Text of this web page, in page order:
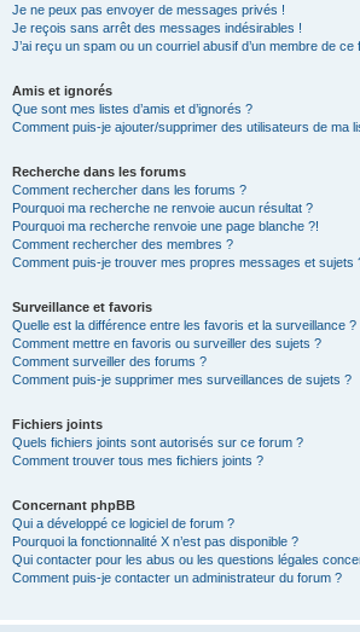
Je ne peux pas envoyer de messages privés !
Je reçois sans arrêt des messages indésirables !
J’ai reçu un spam ou un courriel abusif d’un membre de ce
Amis et ignorés
Que sont mes listes d’amis et d’ignorés ?
Comment puis-je ajouter/supprimer des utilisateurs de ma
Recherche dans les forums
Comment rechercher dans les forums ?
Pourquoi ma recherche ne renvoie aucun résultat ?
Pourquoi ma recherche renvoie une page blanche ?!
Comment rechercher des membres ?
Comment puis-je trouver mes propres messages et sujets
Surveillance et favoris
Quelle est la différence entre les favoris et la surveillance ?
Comment mettre en favoris ou surveiller des sujets ?
Comment surveiller des forums ?
Comment puis-je supprimer mes surveillances de sujets ?
Fichiers joints
Quels fichiers joints sont autorisés sur ce forum ?
Comment trouver tous mes fichiers joints ?
Concernant phpBB
Qui a développé ce logiciel de forum ?
Pourquoi la fonctionnalité X n’est pas disponible ?
Qui contacter pour les abus ou les questions légales
Comment puis-je contacter un administrateur du forum ?